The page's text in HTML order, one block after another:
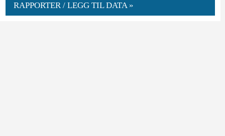
RAPPORTER / LEGG TIL DATA »